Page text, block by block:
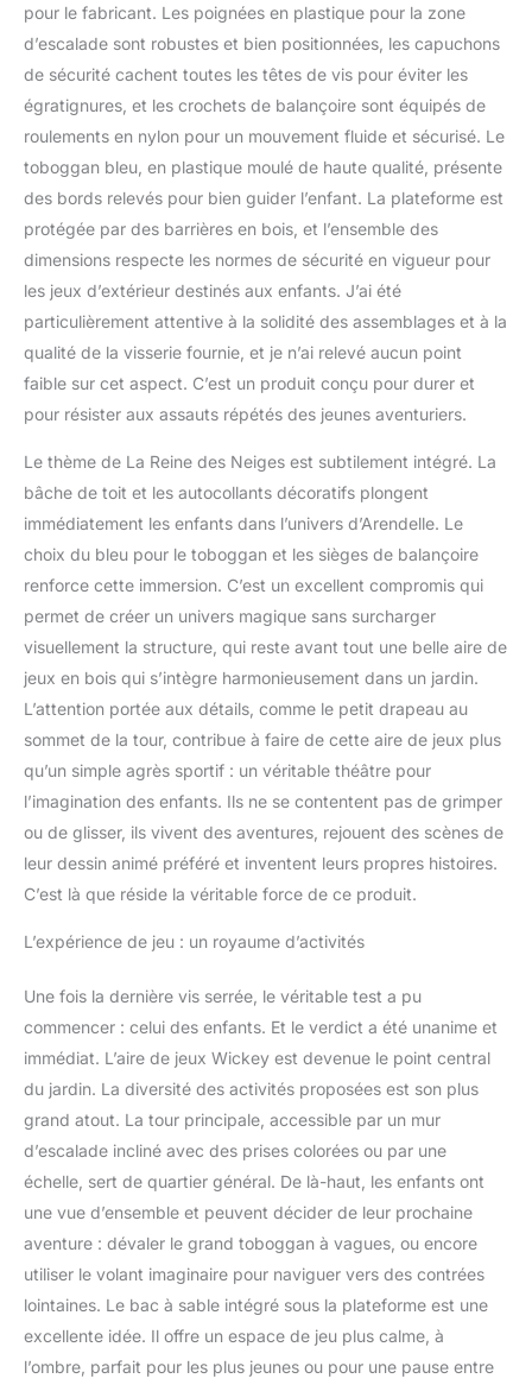
pour le fabricant. Les poignées en plastique pour la zone
d’escalade sont robustes et bien positionnées, les capuchons
de sécurité cachent toutes les têtes de vis pour éviter les
égratignures, et les crochets de balançoire sont équipés de
roulements en nylon pour un mouvement fluide et sécurisé. Le
toboggan bleu, en plastique moulé de haute qualité, présente
des bords relevés pour bien guider l’enfant. La plateforme est
protégée par des barrières en bois, et l’ensemble des
dimensions respecte les normes de sécurité en vigueur pour
les jeux d’extérieur destinés aux enfants. J’ai été
particulièrement attentive à la solidité des assemblages et à la
qualité de la visserie fournie, et je n’ai relevé aucun point
faible sur cet aspect. C’est un produit conçu pour durer et
pour résister aux assauts répétés des jeunes aventuriers.
Le thème de La Reine des Neiges est subtilement intégré. La
bâche de toit et les autocollants décoratifs plongent
immédiatement les enfants dans l’univers d’Arendelle. Le
choix du bleu pour le toboggan et les sièges de balançoire
renforce cette immersion. C’est un excellent compromis qui
permet de créer un univers magique sans surcharger
visuellement la structure, qui reste avant tout une belle aire de
jeux en bois qui s’intègre harmonieusement dans un jardin.
L’attention portée aux détails, comme le petit drapeau au
sommet de la tour, contribue à faire de cette aire de jeux plus
qu’un simple agrès sportif : un véritable théâtre pour
l’imagination des enfants. Ils ne se contentent pas de grimper
ou de glisser, ils vivent des aventures, rejouent des scènes de
leur dessin animé préféré et inventent leurs propres histoires.
C’est là que réside la véritable force de ce produit.
L’expérience de jeu : un royaume d’activités
Une fois la dernière vis serrée, le véritable test a pu
commencer : celui des enfants. Et le verdict a été unanime et
immédiat. L’aire de jeux Wickey est devenue le point central
du jardin. La diversité des activités proposées est son plus
grand atout. La tour principale, accessible par un mur
d’escalade incliné avec des prises colorées ou par une
échelle, sert de quartier général. De là-haut, les enfants ont
une vue d’ensemble et peuvent décider de leur prochaine
aventure : dévaler le grand toboggan à vagues, ou encore
utiliser le volant imaginaire pour naviguer vers des contrées
lointaines. Le bac à sable intégré sous la plateforme est une
excellente idée. Il offre un espace de jeu plus calme, à
l’ombre, parfait pour les plus jeunes ou pour une pause entre